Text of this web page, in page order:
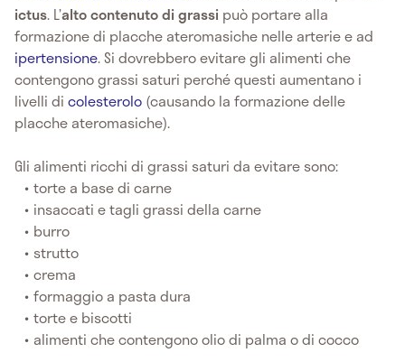
ictus. L’alto contenuto di grassi può portare alla
formazione di placche ateromasiche nelle arterie e ad
ipertensione. Si dovrebbero evitare gli alimenti che
contengono grassi saturi perché questi aumentano i
livelli di colesterolo (causando la formazione delle
placche ateromasiche).
Gli alimenti ricchi di grassi saturi da evitare sono:
torte a base di carne
insaccati e tagli grassi della carne
burro
strutto
crema
formaggio a pasta dura
torte e biscotti
alimenti che contengono olio di palma o di cocco